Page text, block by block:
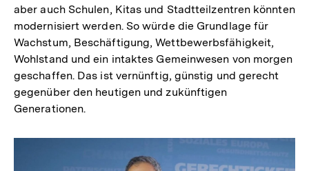
aber auch Schulen, Kitas und Stadtteilzentren könnten
modernisiert werden. So würde die Grundlage für
Wachstum, Beschäftigung, Wettbewerbsfähigkeit,
Wohlstand und ein intaktes Gemeinwesen von morgen
geschaffen. Das ist vernünftig, günstig und gerecht
gegenüber den heutigen und zukünftigen
Generationen.
Standpunkt: